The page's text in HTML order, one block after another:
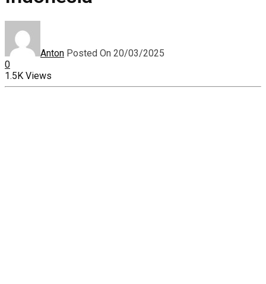
Anton Posted On 20/03/2025
0
1.5K Views